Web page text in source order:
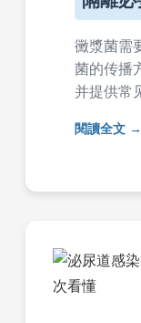
黴漿菌需
菌的传播
并提供常
菌，以及
閱讀全文